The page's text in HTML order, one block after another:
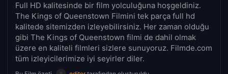
Full HD kalitesinde bir film yolculuğuna hoşgeldiniz.
The Kings of Queenstown Filmini tek parça full hd
kalitede sitemizden izleyebilirsiniz. Her zaman olduğu
gibi The Kings of Queenstown filmi de dahil olmak
üzere en kaliteli filmleri sizlere sunuyoruz. Filmde.com
tüm izleyicilerimize iyi seyirler diler.